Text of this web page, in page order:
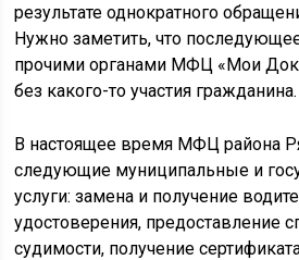
результате однократного
Нужно заметить, что
прочими органами МФЦ «Мои
без какого-то участия гражданина.
В настоящее время МФЦ района
следующие муниципальные и
услуги: замена и получение
удостоверения, предоставление
судимости, получение